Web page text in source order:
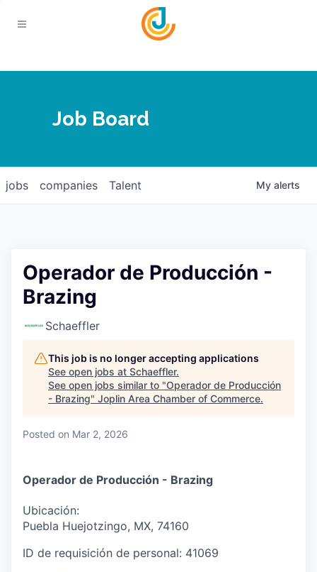
Contact
Calendar
Login
Relocate
Serve Business
Business Incubator Space
Launch Your Business in Joplin
Networking / Events
Diplomat Team
Improve Livability
Chamber Gives Back
Professional Development
Trails & Connectivity
Community Leadership
Business Attraction and Retention
Job Board
jobs companies Talent My alerts
Operador de Producción -
Brazing
Schaeffler
This job is no longer accepting applications
See open jobs at Schaeffler.
See open jobs similar to "Operador de Producción
- Brazing" Joplin Area Chamber of Commerce.
Posted on Mar 2, 2026
Operador de Producción - Brazing
Ubicación:
Puebla Huejotzingo, MX, 74160
ID de requisición de personal: 41069